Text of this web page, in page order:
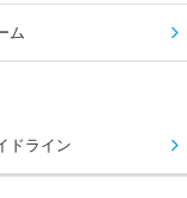
ム
ドライン